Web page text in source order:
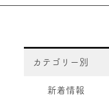
カテゴリー別
新着情報